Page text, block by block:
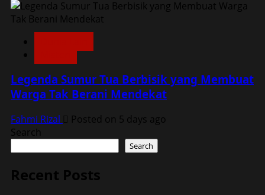
Legenda Sumur Tua Berbisik yang Membuat
Warga Tak Berani Mendekat
Fahmi Rizal
Posted on 5 days ago
Search
Search
Recent Posts